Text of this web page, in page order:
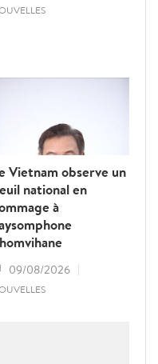
Vietnam observe un
national en
à
09/08/2026